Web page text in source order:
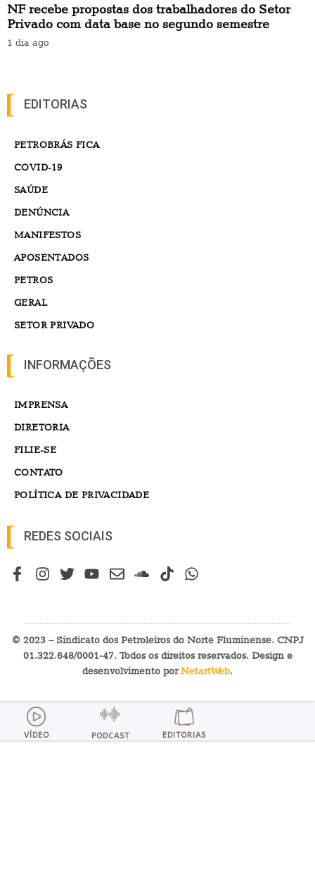
NF recebe propostas dos trabalhadores do Setor
Privado com data base no segundo semestre
1 dia ago
EDITORIAS
PETROBRÁS FICA
COVID-19
SAÚDE
DENÚNCIA
MANIFESTOS
APOSENTADOS
PETROS
GERAL
SETOR PRIVADO
INFORMAÇÕES
IMPRENSA
DIRETORIA
FILIE-SE
CONTATO
POLÍTICA DE PRIVACIDADE
REDES SOCIAIS
© 2023 – Sindicato dos Petroleiros do Norte Fluminense. CNPJ
01.322.648/0001-47. Todos os direitos reservados. Design e
desenvolvimento porNetartWeb.
VÍDEO PODCAST EDITORIAS